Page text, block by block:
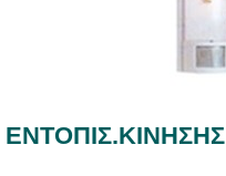
ΕΝΤΟΠΙΣ.ΚΙΝΗΣΗΣ